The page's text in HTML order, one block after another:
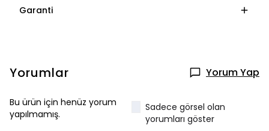
Garanti
Yorumlar Yorum Yap
Bu ürün için henüz yorum
yapılmamış.
Sadece görsel olan
yorumları göster